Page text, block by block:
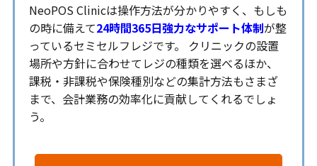
NeoPOS Clinicは操作方法が分かりやすく、もしも
の時に備えて24時間365日強力なサポート体制が整
っているセミセルフレジです。 クリニックの設置
場所や方針に合わせてレジの種類を選べるほか、
課税・非課税や保険種別などの集計方法もさまざ
まで、会計業務の効率化に貢献してくれるでしょ
う。